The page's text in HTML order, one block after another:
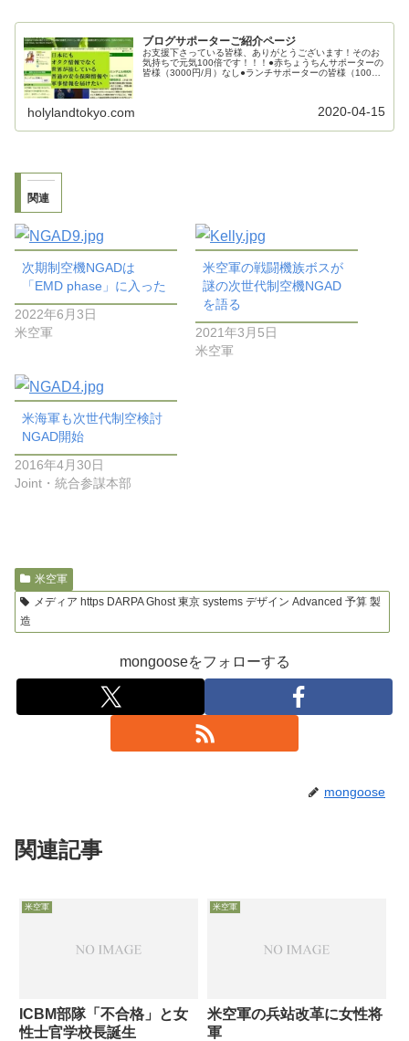
ブログサポーターご紹介ページ
お支援下さっている皆様、ありがとうございます！そのお
気持ちで元気100倍です！！！●赤ちょうちんサポーターの
皆様（3000円/月）なし●ランチサポーターの皆様（1000
holylandtokyo.com 2020-04-15
関連
次期制空機NGADは
「EMD phase」に入った
2022年6月3日
米空軍
米空軍の戦闘機族ボスが
謎の次世代制空機NGAD
を語る
2021年3月5日
米空軍
米海軍も次世代制空検討
NGAD開始
2016年4月30日
Joint・統合参謀本部
米空軍
メディア https DARPA Ghost 東京 systems デザイン Advanced 予算 製
造
mongooseをフォローする
mongoose
関連記事
米空軍
ICBM部隊「不合格」と女
性士官学校長誕生
米空軍
米空軍の兵站改革に女性将
軍